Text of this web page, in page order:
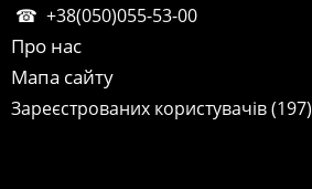
+38(050)055-53-00
Про нас
Мапа сайту
Зареєстрованих користувачів (197)